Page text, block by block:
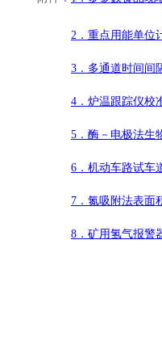
2．重点用能单位
3．多通道时间间
4．炉温跟踪仪校
5．酶－电极法生
6．机动车路试车
7．氮吸附法表面
8．矿用氢气报警